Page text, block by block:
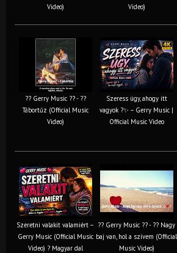
Video)
Video)
?? Gerry Music ?? - ??
Tábortűz (Official Music
Video)
Szeress úgy, ahogy itt
vagyok ?✨ – Gerry Music |
Official Music Video
Szeretni valakit valamiért –
Gerry Music (Official Music
Video) ? Magyar dal
?? Gerry Music ?? - ?? Nagy
baj van, hol a szívem (Official
Music Video)